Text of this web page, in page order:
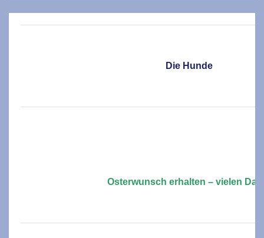
Die Hunde
Osterwunsch erhalten – vielen